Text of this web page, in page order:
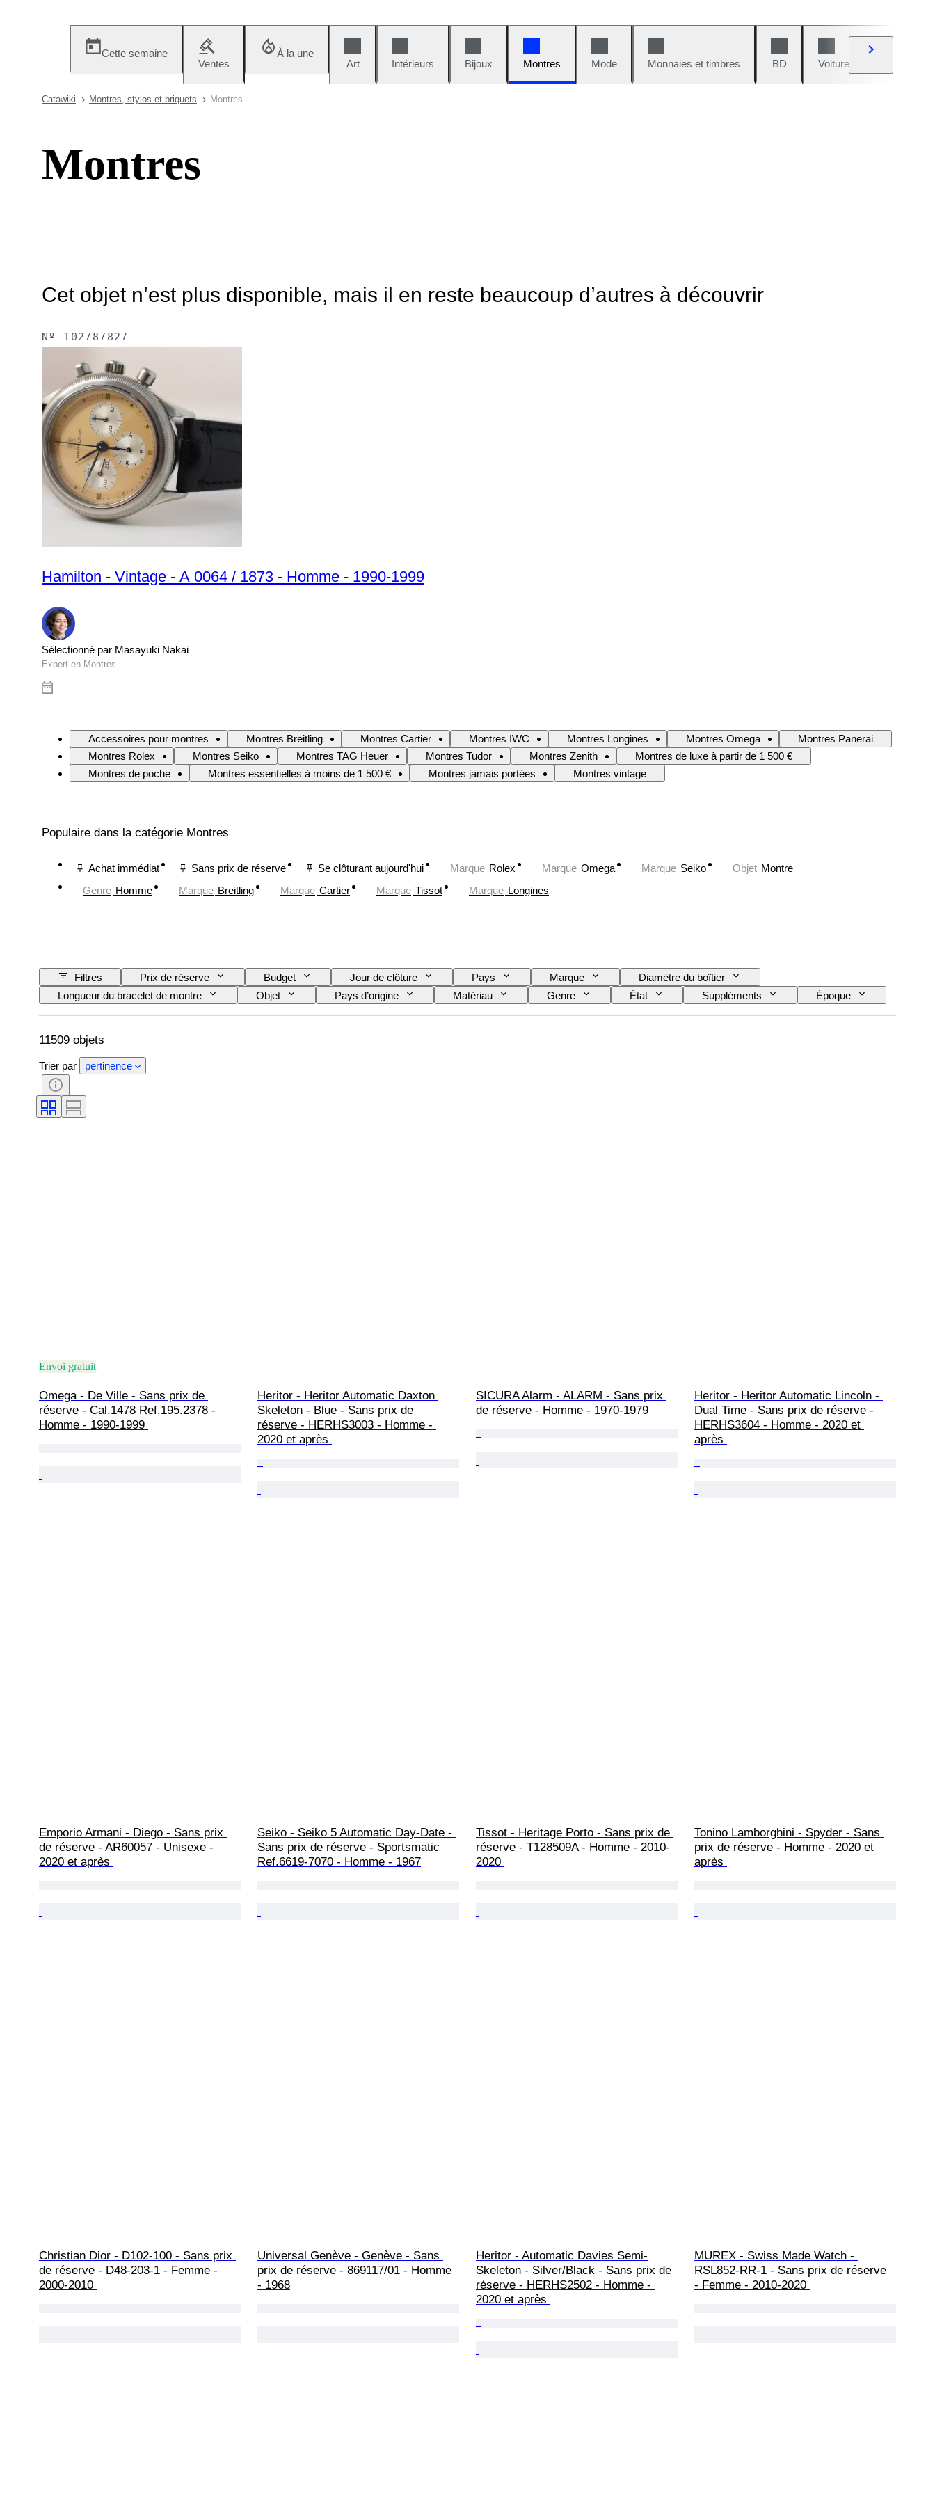
Cette semaine
Ventes
À la une
Art
Intérieurs Bijoux Montres Mode Monnaies et timbres BD Voitures et motos
Catawiki Montres, stylos et briquets Montres
Montres
Cet objet n’est plus disponible, mais il en reste beaucoup d’autres à découvrir
Nº 102787827
Hamilton - Vintage - A 0064 / 1873 - Homme - 1990-1999
Sélectionné par Masayuki Nakai
Expert en Montres
Accessoires pour montres Montres Breitling Montres Cartier Montres IWC Montres Longines Montres Omega
Montres Panerai
Montres Rolex
Montres Seiko Montres TAG Heuer Montres Tudor Montres Zenith
Montres de luxe à partir de 1 500 €
Montres de poche
Montres essentielles à moins de 1 500 € Montres jamais portées Montres vintage
Populaire dans la catégorie Montres
Achat immédiat Sans prix de réserve Se clôturant aujourd'hui Marque Rolex Marque Omega Marque Seiko Objet Montre
Genre Homme Marque Breitling Marque Cartier Marque Tissot Marque Longines
Filtres Prix de réserve Budget Jour de clôture Pays Marque
Diamètre du boîtier
Longueur du bracelet de montre
Objet Pays d’origine Matériau Genre État Suppléments
Époque
Certificat
Thème Reliure Édition Langue Couleur
Mouvement de montre
11509 objets
Trier par pertinence
Envoi gratuit
Omega - De Ville - Sans prix de
réserve - Cal.1478 Ref.195.2378 -
Homme - 1990-1999
Heritor - Heritor Automatic Daxton
Skeleton - Blue - Sans prix de
réserve - HERHS3003 - Homme -
2020 et après
SICURA Alarm - ALARM - Sans prix
de réserve - Homme - 1970-1979
Heritor - Heritor Automatic Lincoln -
Dual Time - Sans prix de réserve -
HERHS3604 - Homme - 2020 et
après
Emporio Armani - Diego - Sans prix
de réserve - AR60057 - Unisexe -
2020 et après
Seiko - Seiko 5 Automatic Day-Date -
Sans prix de réserve - Sportsmatic
Ref.6619-7070 - Homme - 1967
Tissot - Heritage Porto - Sans prix de
réserve - T128509A - Homme - 2010-
2020
Tonino Lamborghini - Spyder - Sans
prix de réserve - Homme - 2020 et
après
Christian Dior - D102-100 - Sans prix
de réserve - D48-203-1 - Femme -
2000-2010
Universal Genève - Genève - Sans
prix de réserve - 869117/01 - Homme
- 1968
Heritor - Automatic Davies Semi-
Skeleton - Silver/Black - Sans prix de
réserve - HERHS2502 - Homme -
2020 et après
MUREX - Swiss Made Watch -
RSL852-RR-1 - Sans prix de réserve
- Femme - 2010-2020